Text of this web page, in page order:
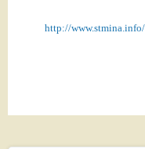
http://